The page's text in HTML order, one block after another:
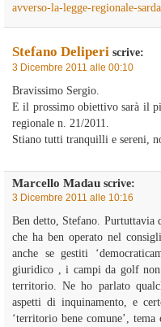
avverso-la-legge-regionale-
Stefano Deliperi scrive:
3 Dicembre 2011 alle 00:10
Bravissimo Sergio.
E il prossimo obiettivo sarà il
regionale n. 21/2011.
Stiano tutti tranquilli e sereni,
Marcello Madau scrive:
3 Dicembre 2011 alle 10:16
Ben detto, Stefano. Purtuttavia
che ha ben operato nel
anche se gestiti
giuridico , i campi da golf non
territorio. Ne ho parlato
aspetti di inquinamento, e
‘territorio bene comune’,